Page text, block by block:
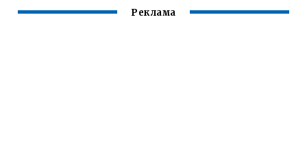
Реклама